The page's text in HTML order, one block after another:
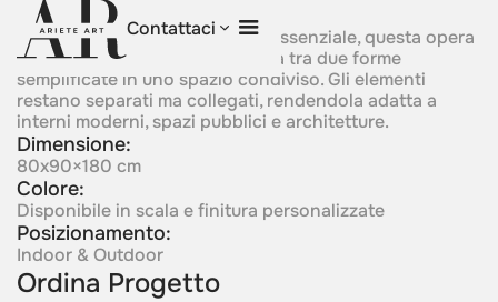
Contattaci
Polar Friends
Definita da una composizione essenziale, questa opera
esprime connessione e distanza tra due forme
semplificate in uno spazio condiviso. Gli elementi
restano separati ma collegati, rendendola adatta a
interni moderni, spazi pubblici e architetture.
Dimensione:
80x90×180 cm
Colore:
Disponibile in scala e finitura personalizzate
Posizionamento:
Indoor & Outdoor
Ordina Progetto